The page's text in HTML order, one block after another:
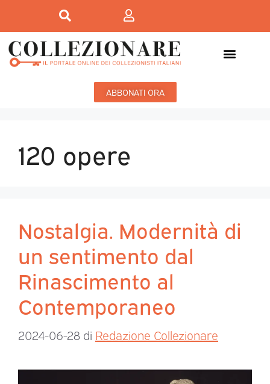
ABBONATI ORA
120 opere
Nostalgia. Modernità di
un sentimento dal
Rinascimento al
Contemporaneo
2024-06-28 di Redazione Collezionare